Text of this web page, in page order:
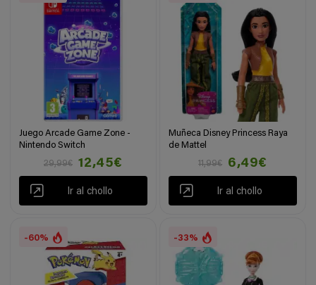
Juego Arcade Game Zone -
Nintendo Switch
29,99€
12,45€
Ir al chollo
Muñeca Disney Princess Raya
de Mattel
11,99€
6,49€
Ir al chollo
-60% -33%